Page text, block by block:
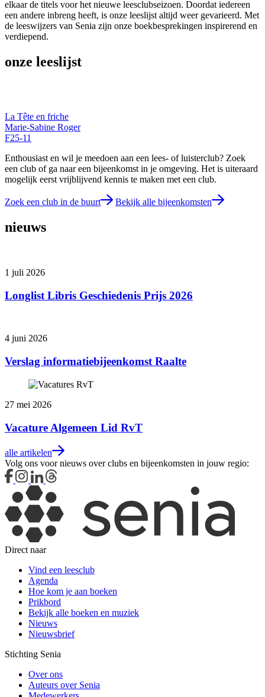
elkaar de titels voor het nieuwe leesclubseizoen. Doordat iedereen
een andere inbreng heeft, is onze leeslijst altijd weer gevarieerd. Met
de leeswijzers van Senia zijn onze boekbesprekingen inspirerend en
verdiepend.
onze leeslijst
La Tête en friche
Marie-Sabine Roger
F25-11
Enthousiast en wil je meedoen aan een lees- of luisterclub? Zoek
een club of ga naar een bijeenkomst in je omgeving. Het is uiteraard
mogelijk eerst vrijblijvend kennis te maken met een club.
Zoek een club in de buurt Bekijk alle bijeenkomsten
nieuws
1 juli 2026
Longlist Libris Geschiedenis Prijs 2026
4 juni 2026
Verslag informatiebijeenkomst Raalte
27 mei 2026
Vacature Algemeen Lid RvT
alle artikelen
Volg ons voor nieuws over clubs en bijeenkomsten in jouw regio:
Direct naar
Vind een leesclub
Agenda
Hoe kom je aan boeken
Prikbord
Bekijk alle boeken en muziek
Nieuws
Nieuwsbrief
Stichting Senia
Over ons
Auteurs over Senia